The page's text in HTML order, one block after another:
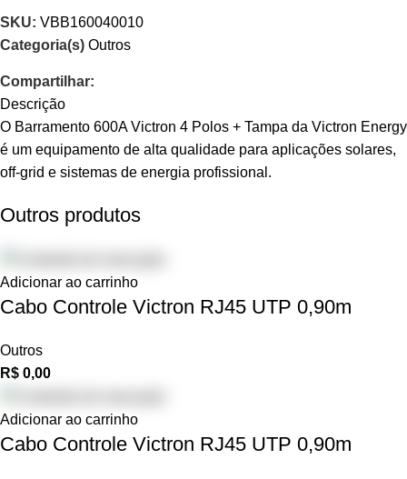
SKU: VBB160040010
Categoria(s) Outros
Compartilhar:
Descrição
O Barramento 600A Victron 4 Polos + Tampa da Victron Energy
é um equipamento de alta qualidade para aplicações solares,
off-grid e sistemas de energia profissional.
Outros produtos
Adicionar ao carrinho
Cabo Controle Victron RJ45 UTP 0,90m
Outros
R$ 0,00
Adicionar ao carrinho
Cabo Controle Victron RJ45 UTP 0,90m